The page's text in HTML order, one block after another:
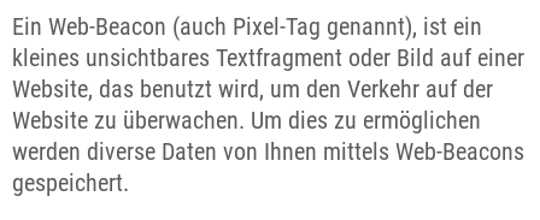
Ein Web-Beacon (auch Pixel-Tag genannt), ist ein
kleines unsichtbares Textfragment oder Bild auf einer
Website, das benutzt wird, um den Verkehr auf der
Website zu überwachen. Um dies zu ermöglichen
werden diverse Daten von Ihnen mittels Web-Beacons
gespeichert.